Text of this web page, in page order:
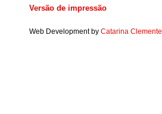
Versão de impressão
Web Development by Catarina Clemente